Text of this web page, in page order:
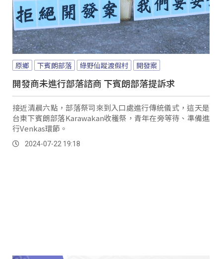
原鄉 下賓朗部落 綠野仙蹤渡假村 開發案
開發商未進行部落諮商 下賓朗部落提訴求
接近清晨六點，部落祭司來到入口處進行傳統儀式，這天是
台東下賓朗部落Karawakan收穫祭，青年在旁等待、準備進
行Venkas環節。
2024-07-22 19:18